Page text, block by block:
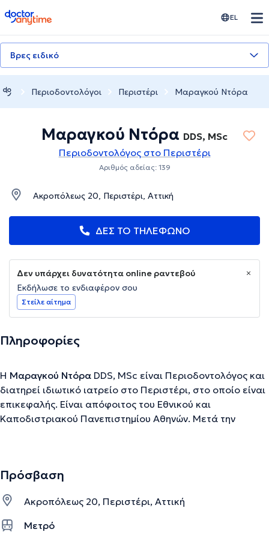
doctoranytime EL
Βρες ειδικό
Περιοδοντολόγοι Περιστέρι Μαραγκού Ντόρα
Μαραγκού Ντόρα DDS, MSc
Περιοδοντολόγος στο Περιστέρι
Αριθμός αδείας: 139
Ακροπόλεως 20, Περιστέρι, Αττική
ΔΕΣ ΤΟ ΤΗΛΕΦΩΝΟ
Δεν υπάρχει δυνατότητα online ραντεβού
Εκδήλωσε το ενδιαφέρον σου
Στείλε αίτημα
Πληροφορίες
Η Μαραγκού Ντόρα DDS, MSc είναι Περιοδοντολόγος και
διατηρεί ιδιωτικό ιατρείο στο Περιστέρι, στο οποίο είναι
επικεφαλής. Είναι απόφοιτος του Εθνικού και
Καποδιστριακού Πανεπιστημίου Αθηνών. Μετά την
εμφυτευματολογία του ιδίου πανεπιστημίου. Έχει
συμμετάσχει ως ομιλήτρια σε σειρά συνεδρίων. Οι
εργασίες της έχουν δημοσιευτεί σε επιστημονικά
περιοδικά της Ελλάδας και του εξωτερικού και έχει
Πρόσβαση
Ακροπόλεως 20, Περιστέρι, Αττική
Μετρό